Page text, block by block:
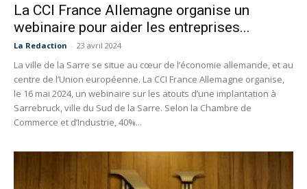
La CCI France Allemagne organise un
webinaire pour aider les entreprises...
La Redaction - 23 avril 2024
La ville de la Sarre se situe au cœur de l’économie allemande, et au
centre de l’Union européenne. La CCI France Allemagne organise,
le 16 mai 2024, un webinaire sur les atouts d’une implantation à
Sarrebruck, ville du Sud de la Sarre. Selon la Chambre de
Commerce et d’Industrie, 40%...